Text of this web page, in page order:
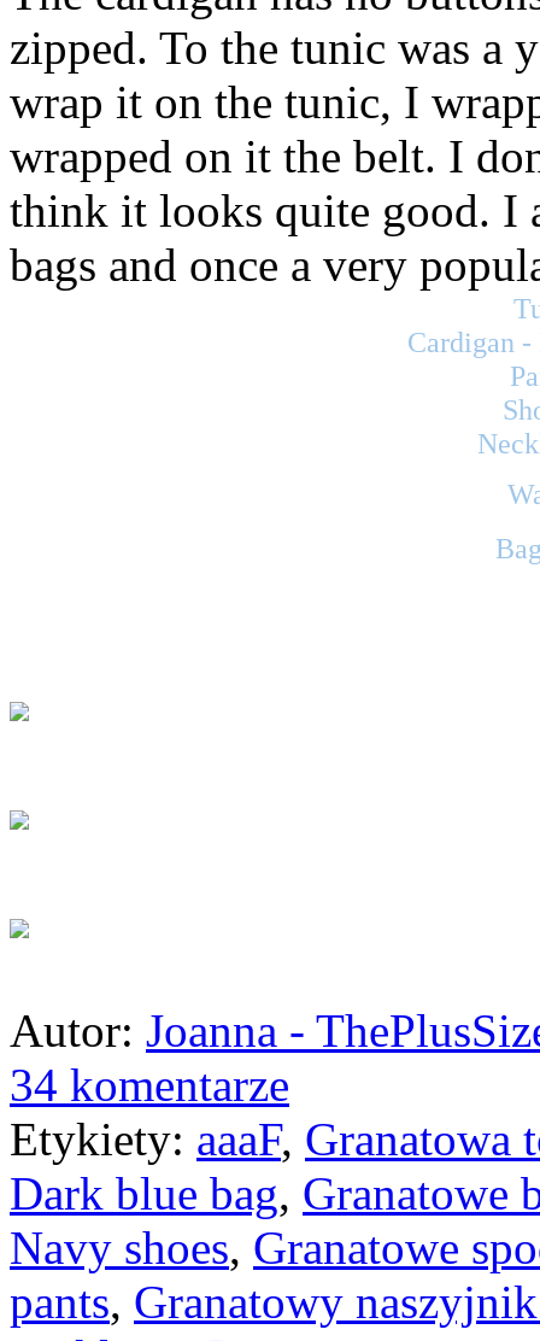
zipped. To the tunic was a
wrap it on the tunic, I
wrapped on it the belt. I
think it looks quite good. I
bags and once a very
Cardigan -
Autor: Joanna -
34 komentarze
Etykiety: aaaF, Granatowa
Dark blue bag, Granatowe
Navy shoes, Granatowe
pants, Granatowy